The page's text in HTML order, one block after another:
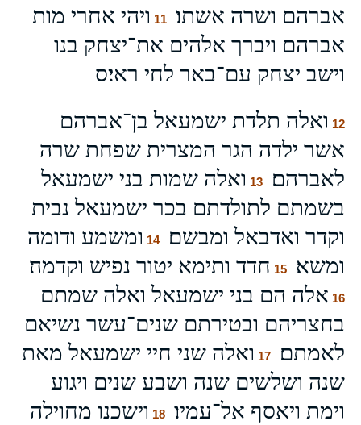
אברהם ושרה אשתו׃
11 ויהי אחרי מות
אברהם ויברך אלהים את־יצחק בנו
וישב יצחק עם־באר לחי ראי׃ס
12 ואלה תלדת ישמעאל בן־אברהם
אשר ילדה הגר המצרית שפחת שרה
לאברהם׃
13 ואלה שמות בני ישמעאל
בשמתם לתולדתם בכר ישמעאל נבית
וקדר ואדבאל ומבשם׃
14 ומשמע ודומה
ומשא׃
15 חדד ותימא יטור נפיש וקדמה׃
16 אלה הם בני ישמעאל ואלה שמתם
בחצריהם ובטירתם שנים־עשר נשיאם
לאמתם׃
17 ואלה שני חיי ישמעאל מאת
שנה ושלשים שנה ושבע שנים ויגוע
וימת ויאסף אל־עמיו׃
18 וישכנו מחוילה